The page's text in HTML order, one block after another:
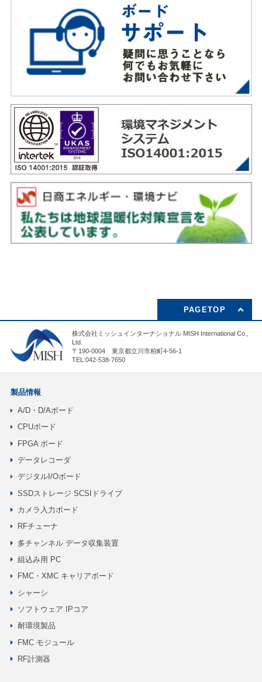
PAGETOP
株式会社ミッシュインターナショナル MISH International Co.,
Ltd.
〒190-0004 東京都立川市柏町4-56-1
TEL:042-538-7650
製品情報
A/D・D/Aボード
CPUボード
FPGA ボード
データレコーダ
デジタルI/Oボード
SSDストレージ SCSIドライブ
カメラ入力ボード
RFチューナ
多チャンネル データ収集装置
組込み用 PC
FMC・XMC キャリアボード
シャーシ
ソフトウェア IPコア
耐環境製品
FMC モジュール
RF計測器